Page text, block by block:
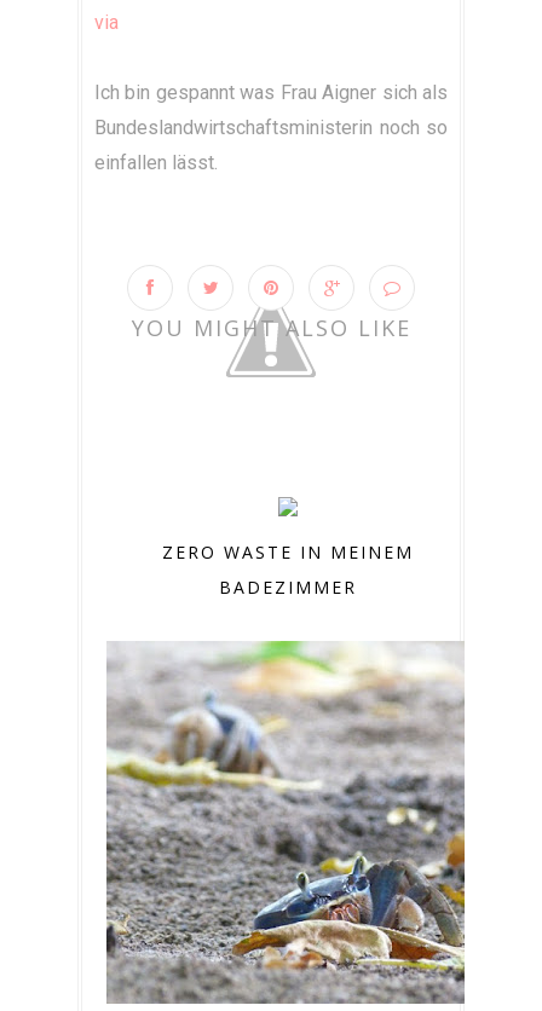
via
Ich bin gespannt was Frau Aigner sich als
Bundeslandwirtschaftsministerin noch so
einfallen lässt.
YOU MIGHT ALSO LIKE
ZERO WASTE IN MEINEM
BADEZIMMER